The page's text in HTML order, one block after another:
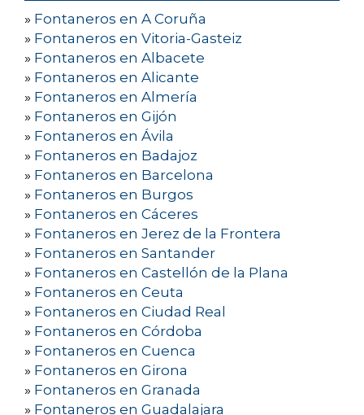
» Fontaneros en A Coruña
» Fontaneros en Vitoria-Gasteiz
» Fontaneros en Albacete
» Fontaneros en Alicante
» Fontaneros en Almería
» Fontaneros en Gijón
» Fontaneros en Ávila
» Fontaneros en Badajoz
» Fontaneros en Barcelona
» Fontaneros en Burgos
» Fontaneros en Cáceres
» Fontaneros en Jerez de la Frontera
» Fontaneros en Santander
» Fontaneros en Castellón de la Plana
» Fontaneros en Ceuta
» Fontaneros en Ciudad Real
» Fontaneros en Córdoba
» Fontaneros en Cuenca
» Fontaneros en Girona
» Fontaneros en Granada
» Fontaneros en Guadalajara